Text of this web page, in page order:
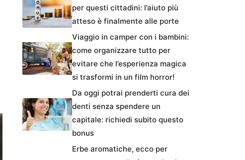
per questi cittadini: l’aiuto più
atteso è finalmente alle porte
Viaggio in camper con i bambini:
come organizzare tutto per
evitare che l’esperienza magica
si trasformi in un film horror!
Da oggi potrai prenderti cura dei
denti senza spendere un
capitale: richiedi subito questo
bonus
Erbe aromatiche, ecco per